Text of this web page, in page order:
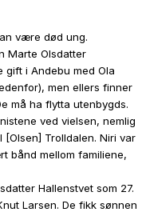
være død ung.
Marte Olsdatter
gift i Andebu med Ola
men ellers finner
må ha flytta utenbygds.
ved vielsen, nemlig
[Olsen] Trolldalen. Niri var
bånd mellom familiene,
Hallenstvet som 27.
Larsen. De fikk sønnen